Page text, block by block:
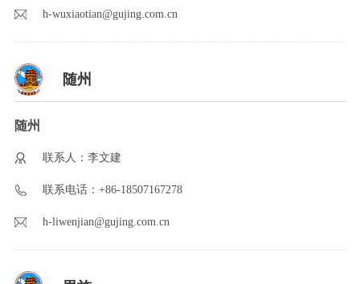
h-wuxiaotian@gujing.com.cn
随州
随州
联系人：李文建
联系电话：+86-18507167278
h-liwenjian@gujing.com.cn